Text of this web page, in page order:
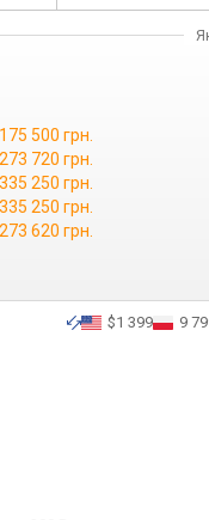
175 500 грн.
273 720 грн.
335 250 грн.
335 250 грн.
273 620 грн.
$1 399 9